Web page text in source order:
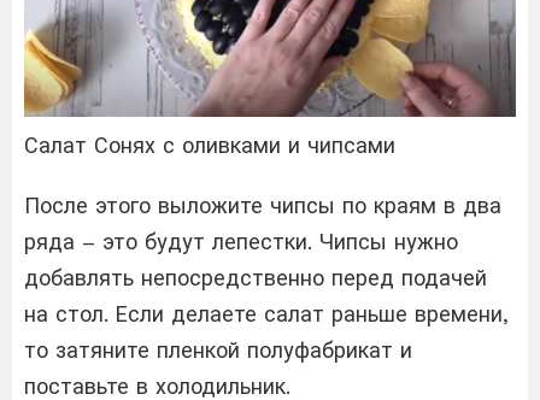
Салат Сонях с оливками и чипсами
После этого выложите чипсы по краям в два
ряда – это будут лепестки. Чипсы нужно
добавлять непосредственно перед подачей
на стол. Если делаете салат раньше времени,
то затяните пленкой полуфабрикат и
поставьте в холодильник.